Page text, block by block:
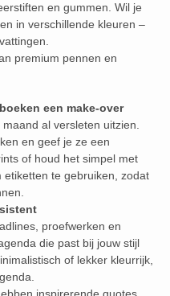
en gummen. Wil je
in verschillende kleuren –
premium pennen en
een make-over
al versleten uitzien.
en geef je ze een
of houd het simpel met
te gebruiken, zodat
proefwerken en
die past bij jouw stijl
of lekker kleurrijk,